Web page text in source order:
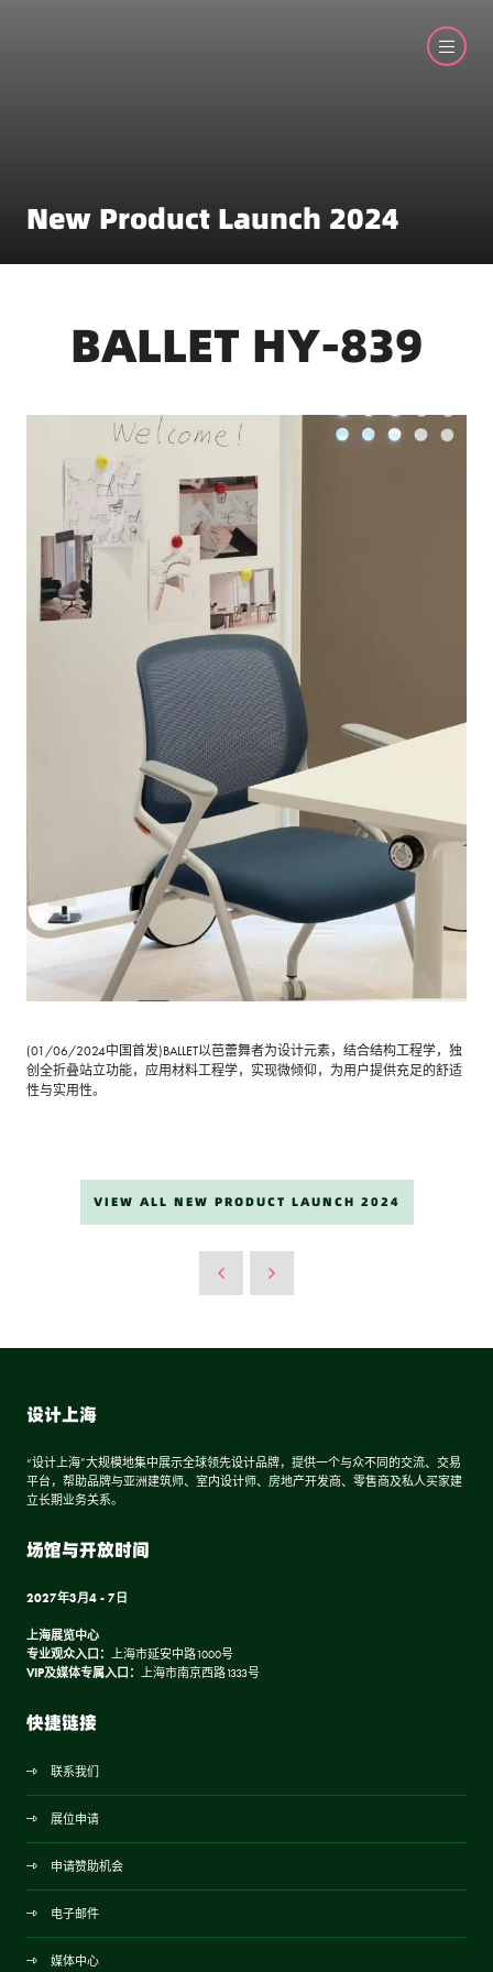
New Product Launch 2024
BALLET HY-839
(01/06/2024中国首发)BALLET以芭蕾舞者为设计元素，结合结构工程学，独
创全折叠站立功能，应用材料工程学，实现微倾仰，为用户提供充足的舒适
性与实用性。
VIEW ALL NEW PRODUCT LAUNCH 2024
设计上海
“设计上海”大规模地集中展示全球领先设计品牌，提供一个与众不同的交流、交易
平台，帮助品牌与亚洲建筑师、室内设计师、房地产开发商、零售商及私人买家建
立长期业务关系。
场馆与开放时间
2027年3月4 - 7日
上海展览中心
专业观众入口： 上海市延安中路1000号
VIP及媒体专属入口： 上海市南京西路1333号
快捷链接
联系我们
展位申请
申请赞助机会
电子邮件
媒体中心